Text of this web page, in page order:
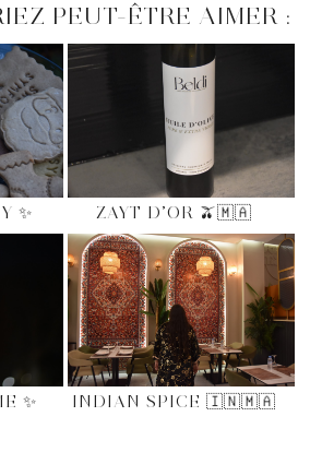
PEUT-ÊTRE AIMER :
✨ ZAYT D’OR 🫒🇲🇦
✨ INDIAN SPICE 🇮🇳🇲🇦